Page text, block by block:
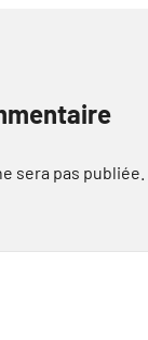
sera pas publiée.